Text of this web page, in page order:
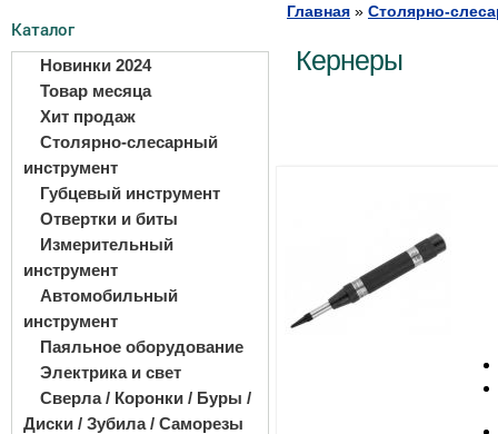
Каталог
Новинки 2024
Товар месяца
Хит продаж
Столярно-слесарный
инструмент
Губцевый инструмент
Отвертки и биты
Измерительный
инструмент
Автомобильный
инструмент
Паяльное оборудование
Электрика и свет
Сверла / Коронки / Буры /
Диски / Зубила / Саморезы
Главная » Столярно-
Кернеры